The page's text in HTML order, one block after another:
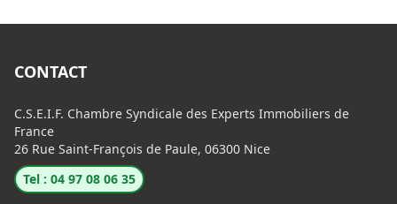
CONTACT
C.S.E.I.F. Chambre Syndicale des Experts Immobiliers de
France
26 Rue Saint-François de Paule, 06300 Nice
Tel : 04 97 08 06 35